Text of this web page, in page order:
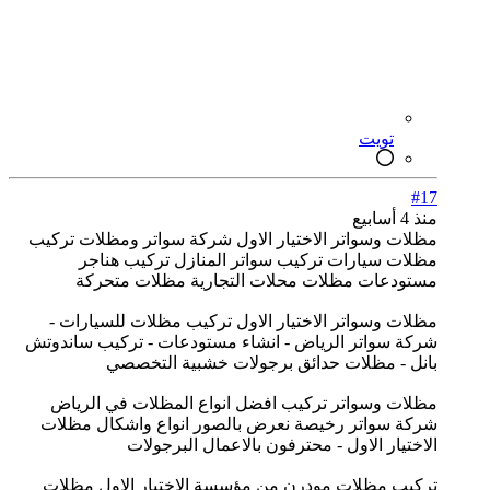
تويت
#17
منذ 4 أسابيع
مظلات وسواتر الاختيار الاول شركة سواتر ومظلات تركيب
مظلات سيارات تركيب سواتر المنازل تركيب هناجر
مستودعات مظلات محلات التجارية مظلات متحركة
مظلات وسواتر الاختيار الاول تركيب مظلات للسيارات -
شركة سواتر الرياض - انشاء مستودعات - تركيب ساندوتش
بانل - مظلات حدائق برجولات خشبية التخصصي
مظلات وسواتر تركيب افضل انواع المظلات في الرياض
شركة سواتر رخيصة نعرض بالصور انواع واشكال مظلات
الاختيار الاول - محترفون بالاعمال البرجولات
تركيب مظلات مودرن من مؤسسة الاختيار الاول مظلات